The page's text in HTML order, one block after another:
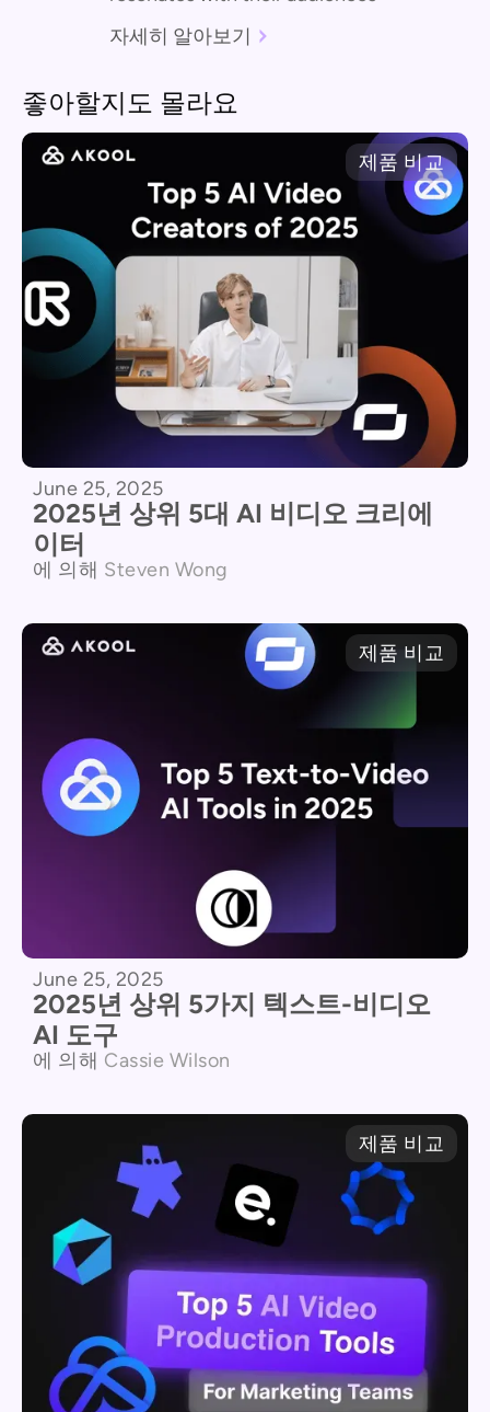
자세히 알아보기
좋아할지도 몰라요
제품 비교
June 25, 2025
2025년 상위 5대 AI 비디오 크리에
이터
에 의해 Steven Wong
제품 비교
June 25, 2025
2025년 상위 5가지 텍스트-비디오
AI 도구
에 의해 Cassie Wilson
제품 비교